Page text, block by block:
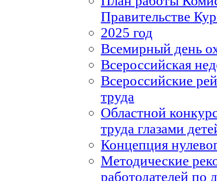
Правительстве
2025 год
Всемирный день
Всероссийская
Всероссийские
труда
Областной
труда глазами
Концепция
Методические
работодателей по